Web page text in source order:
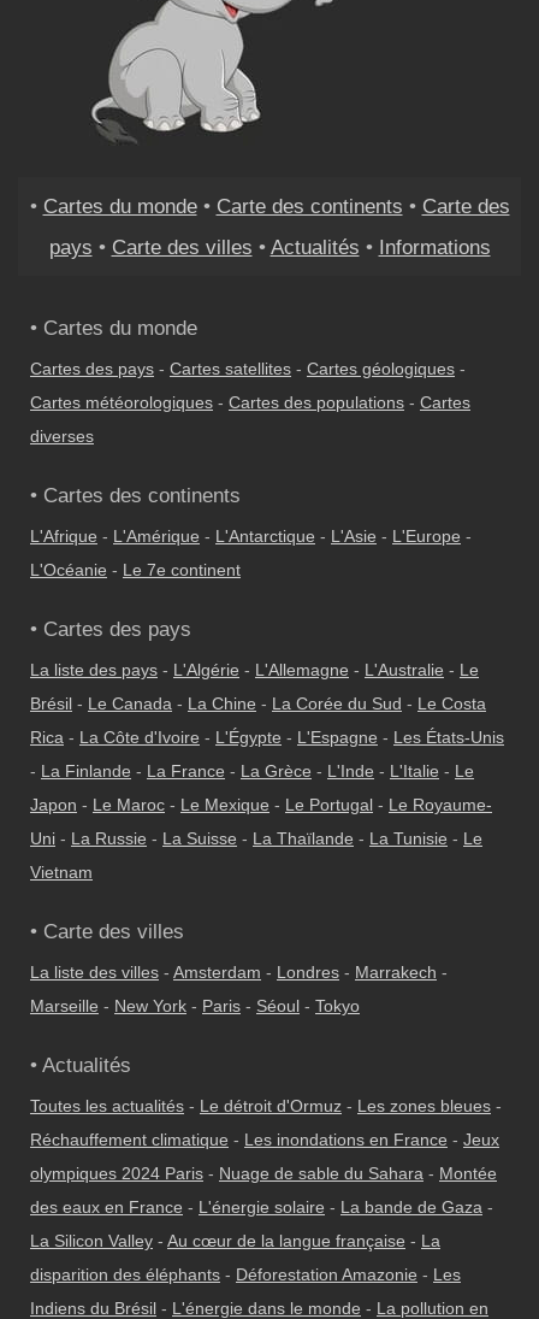
• Cartes du monde• Carte des continents • Carte des
pays • Carte des villes • Actualités • Informations
• Cartes du monde
Cartes des pays - Cartes satellites - Cartes géologiques -
Cartes météorologiques - Cartes des populations - Cartes
diverses
• Cartes des continents
L'Afrique - L'Amérique - L'Antarctique - L'Asie - L'Europe -
L'Océanie - Le 7e continent
• Cartes des pays
La liste des pays - L'Algérie - L'Allemagne - L'Australie - Le
Brésil - Le Canada - La Chine - La Corée du Sud - Le Costa
Rica - La Côte d'Ivoire - L'Égypte - L'Espagne - Les États-Unis
- La Finlande - La France - La Grèce - L'Inde - L'Italie - Le
Japon - Le Maroc - Le Mexique - Le Portugal - Le Royaume-
Uni - La Russie - La Suisse - La Thaïlande - La Tunisie - Le
Vietnam
• Carte des villes
La liste des villes - Amsterdam - Londres - Marrakech -
Marseille - New York - Paris - Séoul - Tokyo
• Actualités
Toutes les actualités - Le détroit d'Ormuz - Les zones bleues -
Réchauffement climatique - Les inondations en France - Jeux
olympiques 2024 Paris - Nuage de sable du Sahara - Montée
des eaux en France - L'énergie solaire - La bande de Gaza -
La Silicon Valley - Au cœur de la langue française - La
disparition des éléphants - Déforestation Amazonie - Les
Indiens du Brésil - L'énergie dans le monde - La pollution en